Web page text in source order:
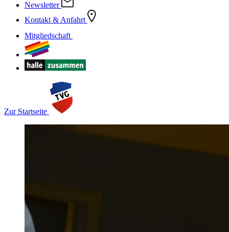
Newsletter
Kontakt & Anfahrt
Mitgliedschaft
Zur Startseite